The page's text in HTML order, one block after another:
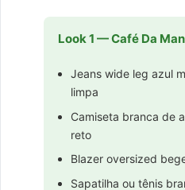
Look 1 — Café Da
Jeans wide leg azul
limpa
Camiseta branca de
reto
Blazer oversized
Sapatilha ou tênis